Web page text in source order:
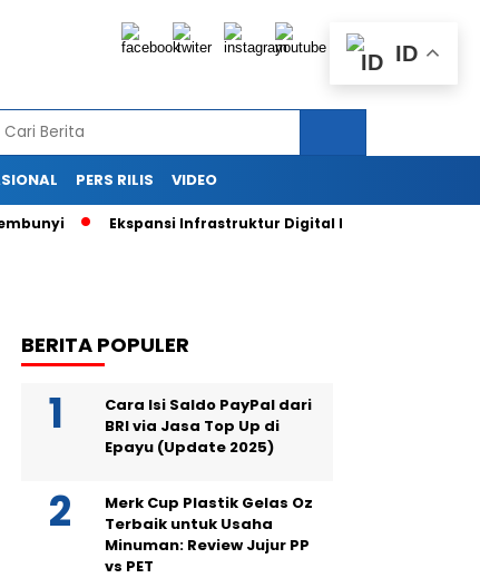
PERS RILIS VIDEO
Ekspansi Infrastruktur Digital Didorong Kredit
BERITA POPULER
Cara Isi Saldo PayPal dari
BRI via Jasa Top Up di
Epayu (Update 2025)
Merk Cup Plastik Gelas Oz
Terbaik untuk Usaha
Minuman: Review Jujur PP
vs PET
ID